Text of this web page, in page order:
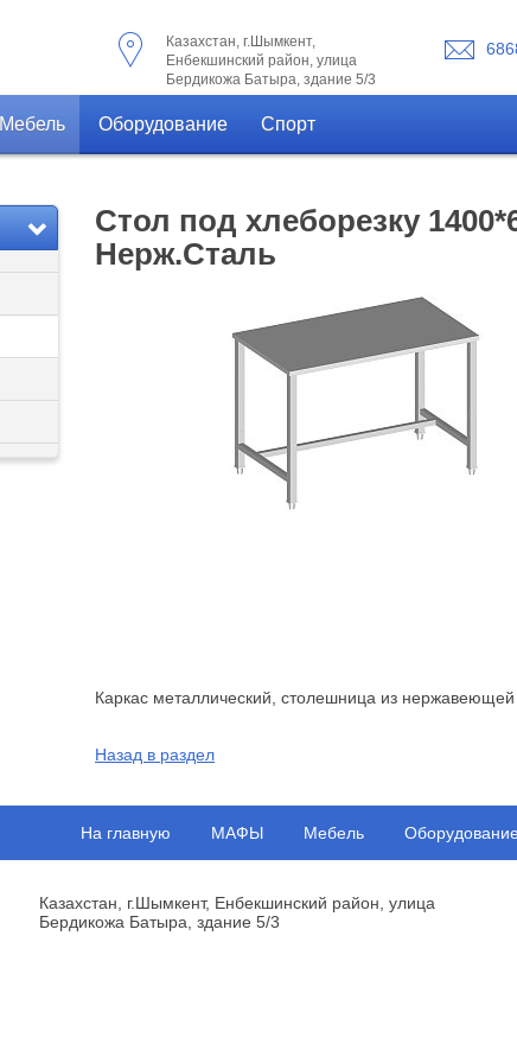
Казахстан, г.Шымкент,
Енбекшинский район, улица
Бердикожа Батыра, здание 5/3
Мебель Оборудование Спорт
Стол под хлеборезку
Нерж.Сталь
Каркас металлический, столешница из нержавеющей
Назад в раздел
На главную МАФЫ Мебель
Казахстан, г.Шымкент, Енбекшинский район, улица
Бердикожа Батыра, здание 5/3